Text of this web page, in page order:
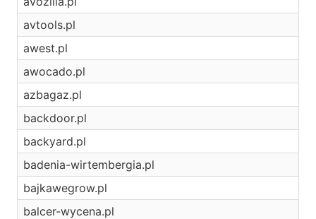
avtools.pl
awest.pl
awocado.pl
azbagaz.pl
backdoor.pl
backyard.pl
badenia-wirtembergia.pl
bajkawegrow.pl
balcer-wycena.pl